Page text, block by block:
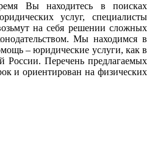
Вы находитесь в поисках
услуг, специалисты
на себя решении сложных
Мы находимся в
– юридические услуги, как в
России. Перечень предлагаемых
и ориентирован на физических